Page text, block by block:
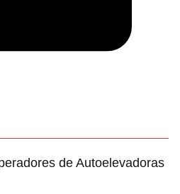
de Autoelevadoras